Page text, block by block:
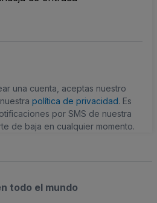
una cuenta, aceptas nuestro
política de privacidad. Es
por SMS de nuestra
de baja en cualquier momento.
todo el mundo